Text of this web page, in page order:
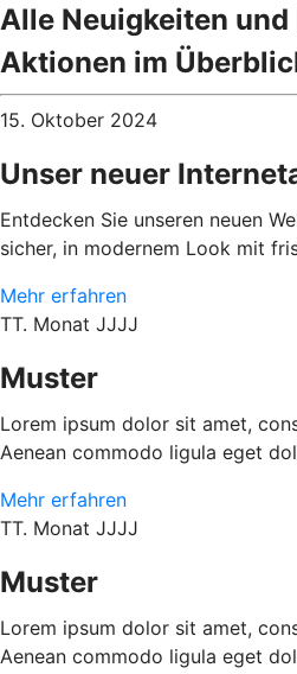
Alle Neuigkeiten
Aktionen im
15. Oktober 2024
Unser neuer
Entdecken Sie unseren neuen
sicher, in modernem Look mit
Mehr erfahren
TT. Monat JJJJ
Muster
Lorem ipsum dolor sit amet,
Aenean commodo ligula eget
Mehr erfahren
TT. Monat JJJJ
Muster
Lorem ipsum dolor sit amet,
Aenean commodo ligula eget